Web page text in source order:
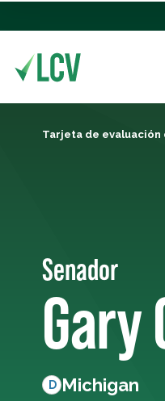
Tarjeta de evaluación
Senador
Gary
D Michigan